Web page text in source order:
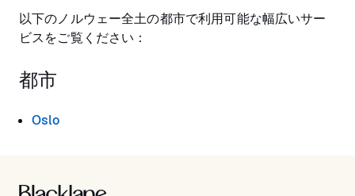
以下のノルウェー全土の都市で利用可能な幅広いサー
ビスをご覧ください：
都市
Oslo